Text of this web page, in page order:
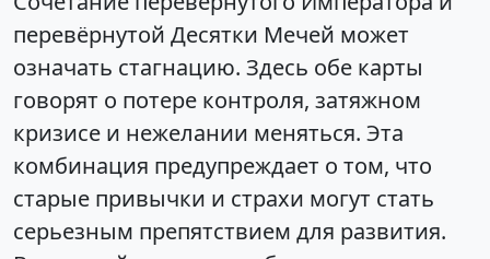
перевёрнутой Десятки Мечей может
означать стагнацию. Здесь обе карты
говорят о потере контроля, затяжном
кризисе и нежелании меняться. Эта
комбинация предупреждает о том, что
старые привычки и страхи могут стать
серьезным препятствием для развития.